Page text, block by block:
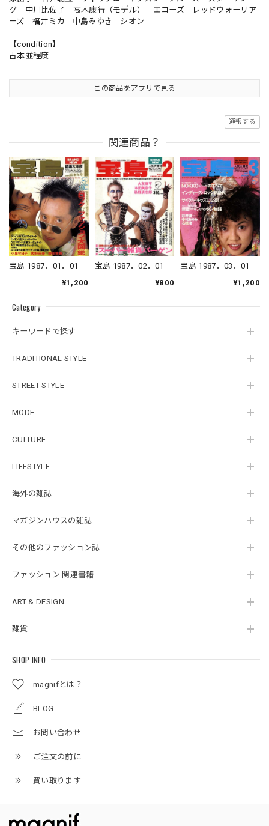
Category
キーワードで探す
TRADITIONAL STYLE
STREET STYLE
MODE
CULTURE
LIFESTYLE
海外の雑誌
マガジンハウスの雑誌
その他のファッション誌
ファッション 関連書籍
ART & DESIGN
雑貨
SHOP INFO
magnifとは？
BLOG
お問い合わせ
ご注文の前に
買い取ります
グ 中川比佐子 高木康行（モデル） エコーズ レッドウォーリア
ーズ 福井ミカ 中島みゆき シオン
【condition】
古本並程度
この商品をアプリで見る
通報する
関連商品？
宝島 1987．01．01
¥1,200
宝島 1987．02．01
¥800
宝島 1987．03．01
¥1,200